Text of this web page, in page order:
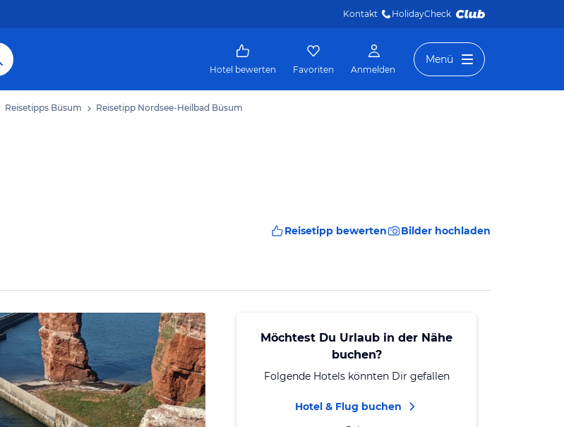
Kontakt HolidayCheck
Hotel bewerten Favoriten Anmelden
Menü
Reisetipps Büsum Reisetipp Nordsee-Heilbad Büsum
Reisetipp bewerten Bilder hochladen
Möchtest Du Urlaub in der Nähe
buchen?
Folgende Hotels könnten Dir gefallen
Hotel & Flug buchen